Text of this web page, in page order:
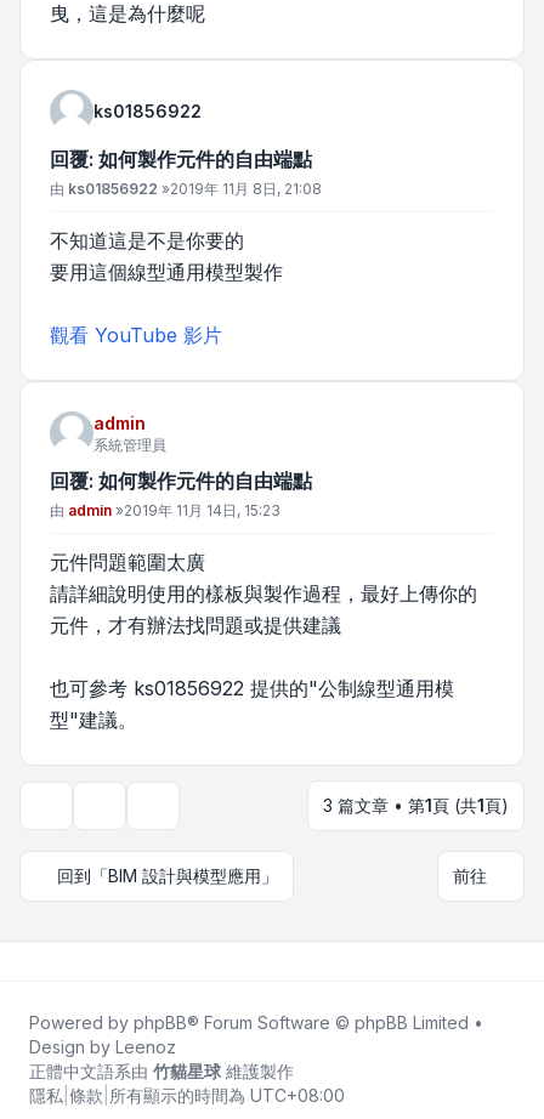
曳，這是為什麼呢
ks01856922
回覆: 如何製作元件的自由端點
文章
由 ks01856922 »2019年 11月 8日, 21:08
不知道這是不是你要的
要用這個線型通用模型製作
觀看 YouTube 影片
admin
系統管理員
回覆: 如何製作元件的自由端點
文章
由 admin »2019年 11月 14日, 15:23
元件問題範圍太廣
請詳細說明使用的樣板與製作過程，最好上傳你的
元件，才有辦法找問題或提供建議
也可參考 ks01856922 提供的"公制線型通用模
型"建議。
3 篇文章 • 第1頁 (共1頁)
回到「BIM 設計與模型應用」 前往
Powered by phpBB® Forum Software © phpBB Limited •
Design by Leenoz
正體中文語系由 竹貓星球 維護製作
隱私 條款 所有顯示的時間為 UTC+08:00